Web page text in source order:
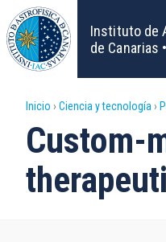
Pasar
al
contenido
principal
Instituto de
de Canarias
enlaces
de
Inicio Ciencia y tecnología
Custom-